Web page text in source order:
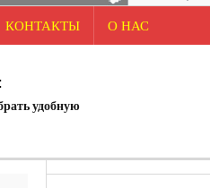
КОНТАКТЫ О НАС
удобную